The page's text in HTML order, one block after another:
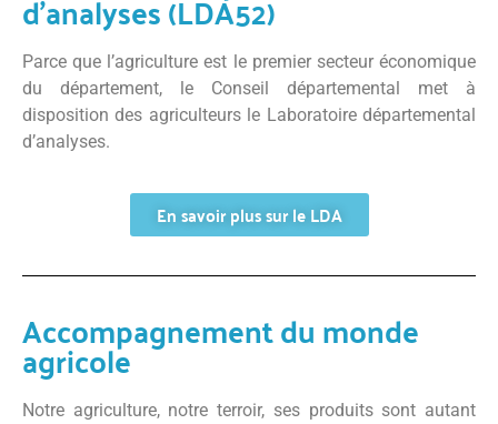
Parce que l’agriculture est le premier secteur économique
du département, le Conseil départemental met à
disposition des agriculteurs le Laboratoire départemental
d’analyses.
En savoir plus sur le LDA
Accompagnement du monde
agricole
Notre agriculture, notre terroir, ses produits sont autant